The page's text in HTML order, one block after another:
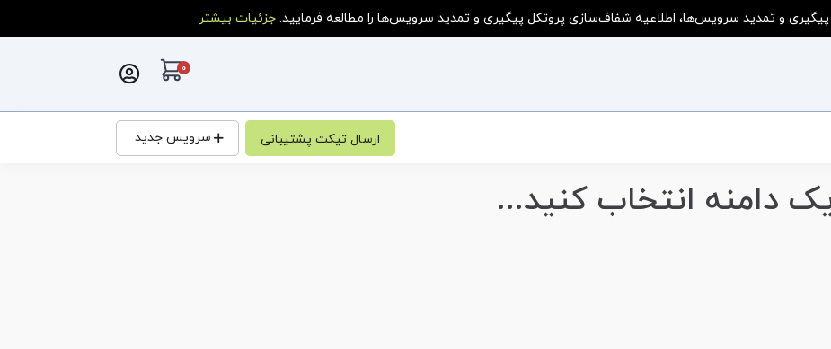
و تمدید سرویس‌ها، اطلاعیه شفاف‌سازی پروتکل پیگیری و تمدید سرویس‌ها را مطالعه فرمایید. جزئیات بیشتر
0 کارت خرید
ارسال تیکت پشتیبانی سرویس جدید
دامنه انتخاب کنید...